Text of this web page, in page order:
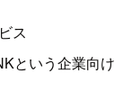
ス
という企業向け